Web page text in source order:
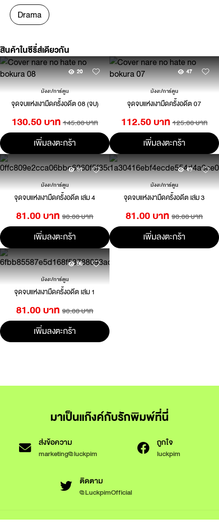
Drama
สินค้าในซีรี่ส์เดียวกัน
20
มังงะ/การ์ตูน
จุดจบแห่งเงามืดครั้งอดีต 08 (จบ)
130.50 บาท 145.00 บาท
เพิ่มลงตะกร้า
47
มังงะ/การ์ตูน
จุดจบแห่งเงามืดครั้งอดีต 07
112.50 บาท 125.00 บาท
เพิ่มลงตะกร้า
51
มังงะ/การ์ตูน
จุดจบแห่งเงามืดครั้งอดีต เล่ม 4
81.00 บาท 90.00 บาท
เพิ่มลงตะกร้า
49
มังงะ/การ์ตูน
จุดจบแห่งเงามืดครั้งอดีต เล่ม 3
81.00 บาท 90.00 บาท
เพิ่มลงตะกร้า
96
มังงะ/การ์ตูน
จุดจบแห่งเงามืดครั้งอดีต เล่ม 1
81.00 บาท 90.00 บาท
เพิ่มลงตะกร้า
มาเป็นแก๊งค์กับรักพิมพ์ที่นี่
ส่งข้อความ
marketing@luckpim
ถูกใจ
luckpim
ติดตาม
@LuckpimOfficial